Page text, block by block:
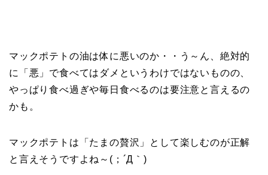
マックポテトの油は体に悪いのか・・う～ん、絶対的
に「悪」で食べてはダメというわけではないものの、
やっぱり食べ過ぎや毎日食べるのは要注意と言えるの
かも。
マックポテトは「たまの贅沢」として楽しむのが正解
と言えそうですよね～(；´Д｀)